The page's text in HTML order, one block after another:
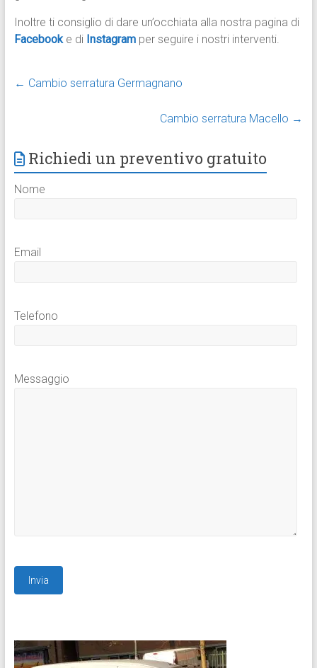
Inoltre ti consiglio di dare un’occhiata alla nostra pagina di
Facebook e di Instagram per seguire i nostri interventi.
← Cambio serratura Germagnano
Cambio serratura Macello →
Richiedi un preventivo gratuito
Nome
Email
Telefono
Messaggio